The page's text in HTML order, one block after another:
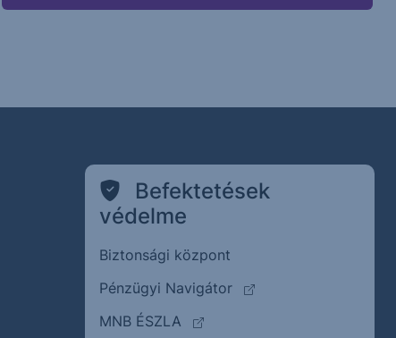
Befektetések
védelme
Biztonsági központ
Pénzügyi Navigátor
(külső oldalra ugrik)
MNB ÉSZLA
(külső oldalra ugrik)